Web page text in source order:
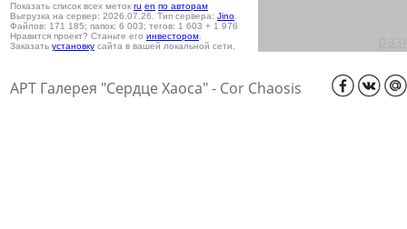
Показать список всех меток ru en по авторам
Выгрузка на сервер: 2026.07.26. Тип сервера: Jino
Файлов: 171 185; папок: 6 003; тегов: 1 603 + 1 976
Нравится проект? Станьте его инвестором
Заказать установку сайта в вашей локальной сети.
АРТ Галерея "Сердце Хаоса" - Cor Chaosis